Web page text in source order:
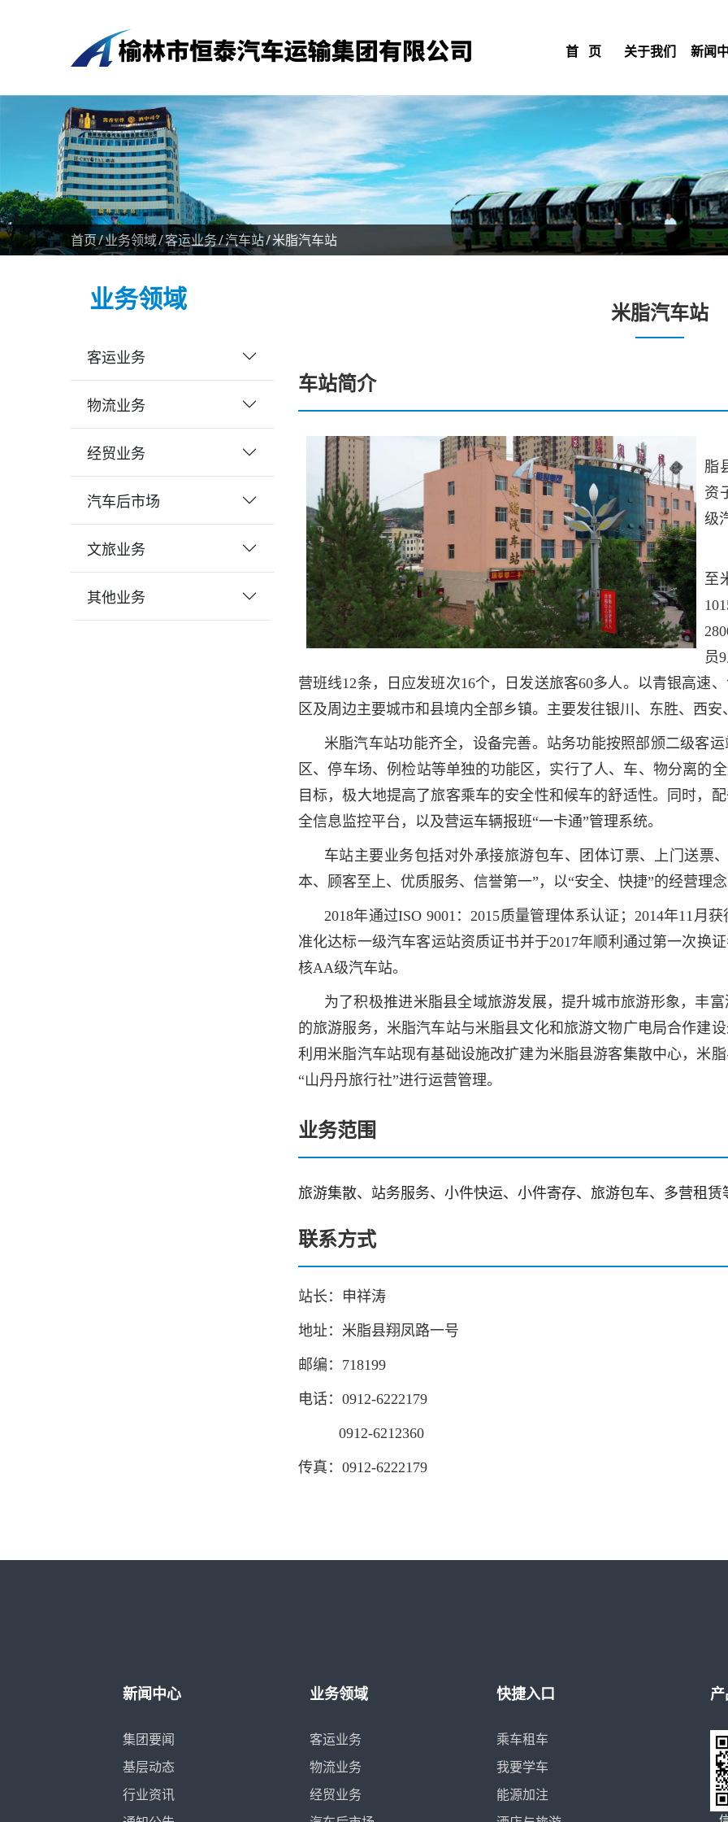
首 页 关于我们 新闻
首页 业务领域 客运业务 汽车站 米脂汽车站
业务领域
客运业务
物流业务
经贸业务
汽车后市场
文旅业务
其他业务
米脂汽车站
车站简介
脂
资
级
至
员
营班线12条，日应发班次16个，日发送旅客60多人。以青银高速
区及周边主要城市和县境内全部乡镇。主要发往银川、东胜、西安
米脂汽车站功能齐全，设备完善。站务功能按照部颁二级客
区、停车场、例检站等单独的功能区，实行了人、车、物分离的
目标，极大地提高了旅客乘车的安全性和候车的舒适性。同时，
全信息监控平台，以及营运车辆报班“一卡通”管理系统。
车站主要业务包括对外承接旅游包车、团体订票、上门送票
本、顾客至上、优质服务、信誉第一”，以“安全、快捷”的经营理
2018年通过ISO 9001：2015质量管理体系认证；2014年11月
准化达标一级汽车客运站资质证书并于2017年顺利通过第一次换
核AA级汽车站。
为了积极推进米脂县全域旅游发展，提升城市旅游形象，丰
的旅游服务，米脂汽车站与米脂县文化和旅游文物广电局合作建
利用米脂汽车站现有基础设施改扩建为米脂县游客集散中心，米
“山丹丹旅行社”进行运营管理。
业务范围
旅游集散、站务服务、小件快运、小件寄存、旅游包车、多营租赁
联系方式
站长： 申祥涛
地址：米脂县翔凤路一号
邮编：718199
电话：0912-6222179
0912-6212360
传真：0912-6222179
新闻中心
集团要闻
基层动态
行业资讯
业务领域
客运业务
物流业务
经贸业务
快捷入口
乘车租车
我要学车
能源加注